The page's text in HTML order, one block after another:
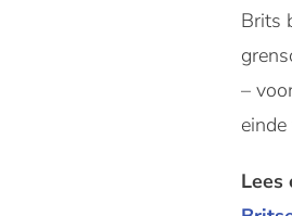
Brits
–
Lees